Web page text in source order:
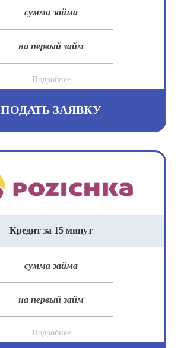
сумма займа
на первый займ
Подробнее
ПОДАТЬ ЗАЯВКУ
Кредит за 15 минут
сумма займа
на первый займ
Подробнее